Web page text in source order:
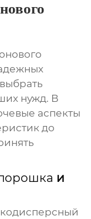
нужд. В
аспекты
до
и